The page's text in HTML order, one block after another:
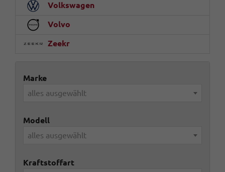
Volkswagen
Volvo
Zeekr
Marke
alles ausgewählt
Modell
alles ausgewählt
Kraftstoffart